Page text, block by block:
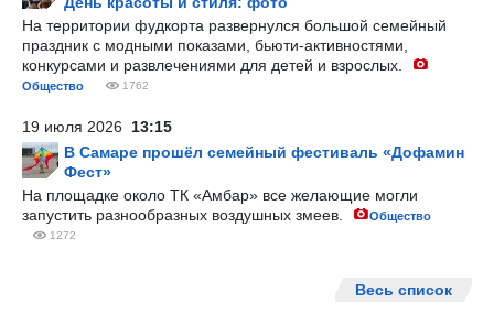
На территории фудкорта развернулся большой семейный
праздник с модными показами, бьюти-активностями,
конкурсами и развлечениями для детей и взрослых.
Общество 1762
19 июля 2026 13:15
В Самаре прошёл семейный фестиваль «Дофамин
Фест»
На площадке около ТК «Амбар» все желающие могли
запустить разнообразных воздушных змеев.
Общество
1272
Весь список